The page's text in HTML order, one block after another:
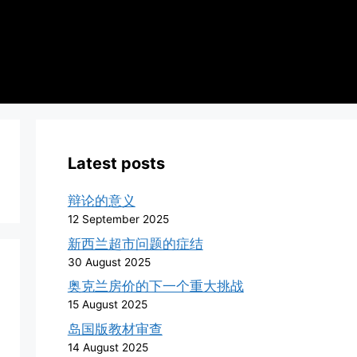
Latest posts
辩论的意义
12 September 2025
新西兰超市问题的症结
30 August 2025
奥克兰房价的下一个重大挑战
15 August 2025
岛国版教材审查
14 August 2025